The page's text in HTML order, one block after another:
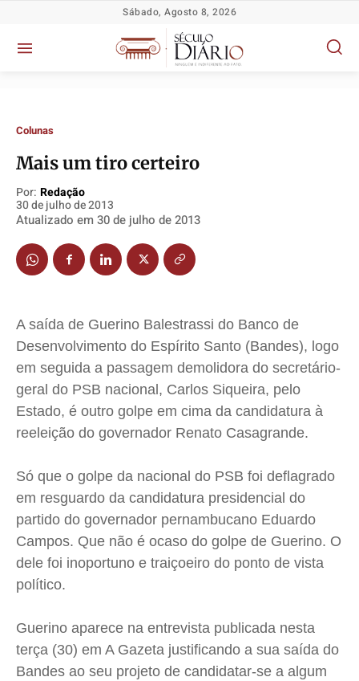
Socioeconômicas
Justiça
Educação
Meio Ambiente
Saúde
Cidades
Direitos
Economia
Colunas
Caetano Roque
Gustavo Bastos
Jr Mignone (in memorian)
Wanda Sily
Publicidade Legal
Anuncie
Socioeconômicas
Justiça
Educação
Meio Ambiente
Saúde
Cidades
Direitos
Economia
Colunas
Caetano Roque
Gustavo Bastos
Jr Mignone (in memorian)
Wanda Sily
Publicidade Legal
Anuncie
Socioeconômicas
Justiça
Educação
Meio Ambiente
Saúde
Cidades
Direitos
Economia
Colunas
Caetano Roque
Gustavo Bastos
Jr Mignone (in memorian)
Wanda Sily
Publicidade Legal
Anuncie
Socioeconômicas
Justiça
Educação
Meio Ambiente
Saúde
Cidades
Direitos
Economia
Colunas
Caetano Roque
Gustavo Bastos
Jr Mignone (in memorian)
Wanda Sily
Publicidade Legal
Anuncie
Sábado, Agosto 8, 2026
Colunas
Mais um tiro certeiro
Por: Redação
30 de julho de 2013
Atualizado em 30 de julho de 2013
A saída de Guerino Balestrassi do Banco de
Desenvolvimento do Espírito Santo (Bandes), logo
em seguida a passagem demolidora do secretário-
geral do PSB nacional, Carlos Siqueira, pelo
Estado, é outro golpe em cima da candidatura à
reeleição do governador Renato Casagrande.
Só que o golpe da nacional do PSB foi deflagrado
em resguardo da candidatura presidencial do
partido do governador pernambucano Eduardo
Campos. Que não é ocaso do golpe de Guerino. O
dele foi inoportuno e traiçoeiro do ponto de vista
político.
Guerino aparece na entrevista publicada nesta
terça (30) em A Gazeta justificando a sua saída do
Bandes ao seu projeto de candidatar-se a algum